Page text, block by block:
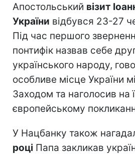
Апостольський візит
України відбувся 23-27
Під час першого
понтифік назвав себе
українського народу,
особливе місце України
Заходом та наголосив на
європейському
У Нацбанку також
році Папа закликав